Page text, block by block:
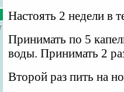
Настоять 2 недели в
Принимать по 5
воды. Принимать 2
Второй раз пить на